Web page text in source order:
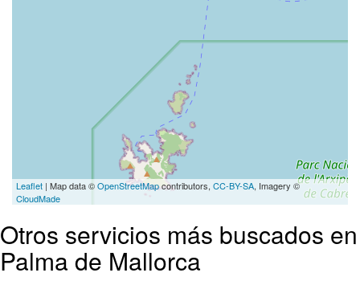
Leaflet | Map data ©OpenStreetMapcontributors, CC-BY-SA, Imagery ©
CloudMade
Otros servicios más buscados en
Palma de Mallorca